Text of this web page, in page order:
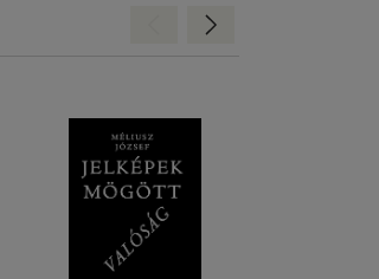
Előre